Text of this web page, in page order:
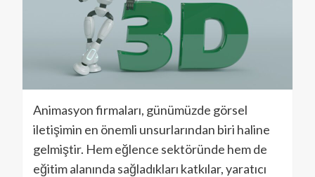
Animasyon firmaları, günümüzde görsel
iletişimin en önemli unsurlarından biri haline
gelmiştir. Hem eğlence sektöründe hem de
eğitim alanında sağladıkları katkılar, yaratıcı